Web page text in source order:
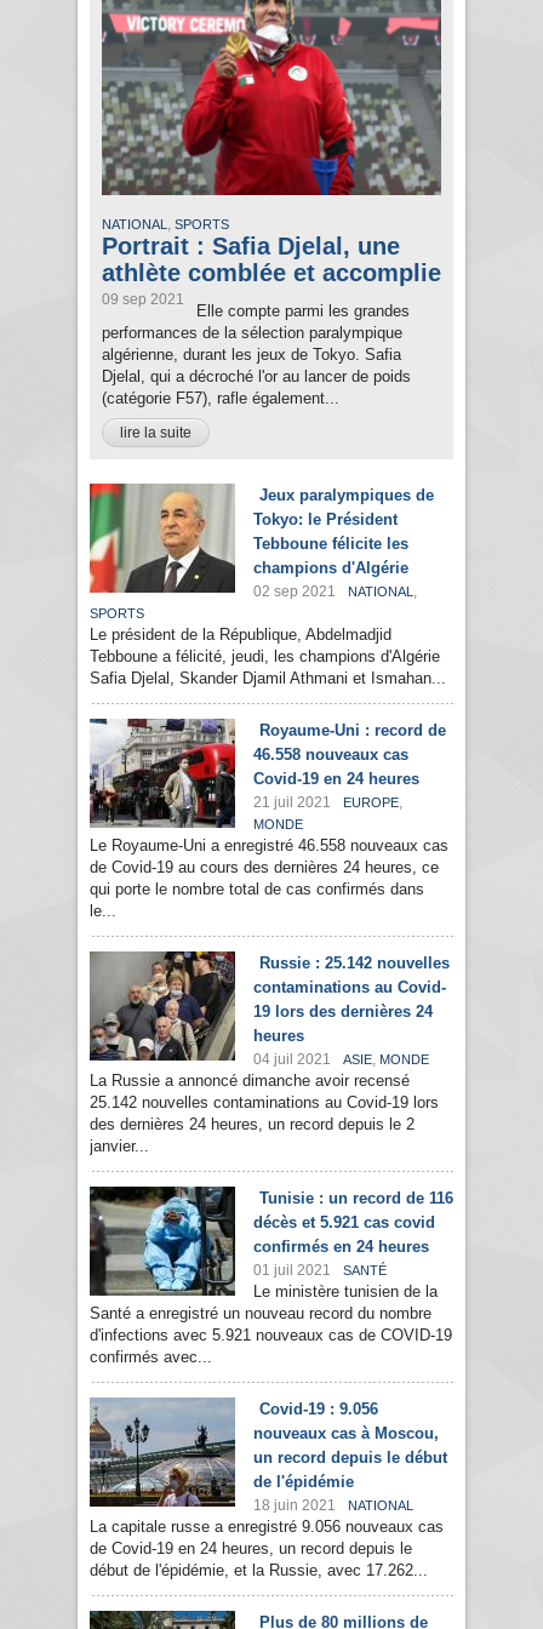
NATIONAL , SPORTS
Portrait : Safia Djelal, une
athlète comblée et accomplie
09 sep 2021
Elle compte parmi les grandes
performances de la sélection paralympique
algérienne, durant les jeux de Tokyo. Safia
Djelal, qui a décroché l'or au lancer de poids
(catégorie F57), rafle également...
lire la suite
Jeux paralympiques de
Tokyo: le Président
Tebboune félicite les
champions d'Algérie
02 sep 2021 NATIONAL ,
SPORTS
Le président de la République, Abdelmadjid
Tebboune a félicité, jeudi, les champions d'Algérie
Safia Djelal, Skander Djamil Athmani et Ismahan...
Royaume-Uni : record de
46.558 nouveaux cas
Covid-19 en 24 heures
21 juil 2021 EUROPE,
MONDE
Le Royaume-Uni a enregistré 46.558 nouveaux cas
de Covid-19 au cours des dernières 24 heures, ce
qui porte le nombre total de cas confirmés dans
le...
Russie : 25.142 nouvelles
contaminations au Covid-
19 lors des dernières 24
heures
04 juil 2021 ASIE, MONDE
La Russie a annoncé dimanche avoir recensé
25.142 nouvelles contaminations au Covid-19 lors
des dernières 24 heures, un record depuis le 2
janvier...
Tunisie : un record de 116
décès et 5.921 cas covid
confirmés en 24 heures
01 juil 2021 SANTÉ
Le ministère tunisien de la
Santé a enregistré un nouveau record du nombre
d'infections avec 5.921 nouveaux cas de COVID-19
confirmés avec...
Covid-19 : 9.056
nouveaux cas à Moscou,
un record depuis le début
de l'épidémie
18 juin 2021 NATIONAL
La capitale russe a enregistré 9.056 nouveaux cas
de Covid-19 en 24 heures, un record depuis le
début de l'épidémie, et la Russie, avec 17.262...
Plus de 80 millions de